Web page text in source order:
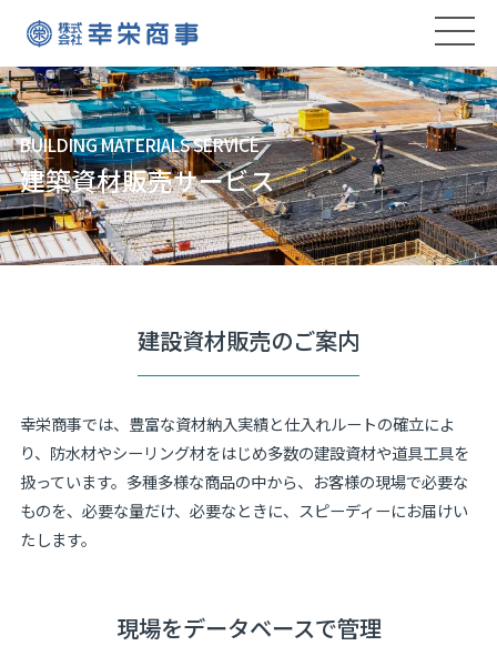
BUILDING MATERIALS SERVICE
建築資材販売サービス
建設資材販売のご案内
幸栄商事では、豊富な資材納入実績と仕入れルートの確立によ
り、防水材やシーリング材をはじめ多数の建設資材や道具工具を
扱っています。多種多様な商品の中から、お客様の現場で必要な
ものを、必要な量だけ、必要なときに、スピーディーにお届けい
たします。
現場をデータベースで管理